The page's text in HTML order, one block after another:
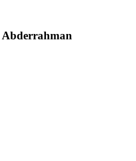
Abderrahman